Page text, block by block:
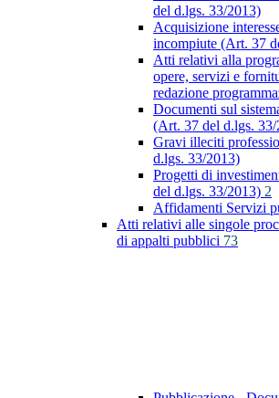
del d.lgs. 33/2013)
Acquisizione
incompiute (Art. 37
Atti relativi alla
opere, servizi e
redazione
Documenti sul
(Art. 37 del d.lgs.
Gravi illeciti
d.lgs. 33/2013)
Progetti di
del d.lgs. 33/2013) 2
Affidamenti Servizi
Atti relativi alle singole
di appalti pubblici 73